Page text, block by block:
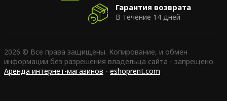
Гарантия возврата
В течение 14 дней
2026 © Все права защищены. Копирование, и обмен
информации без разрешения владельца сайта - запрещено.
Аренда интернет-магазинов - eshoprent.com